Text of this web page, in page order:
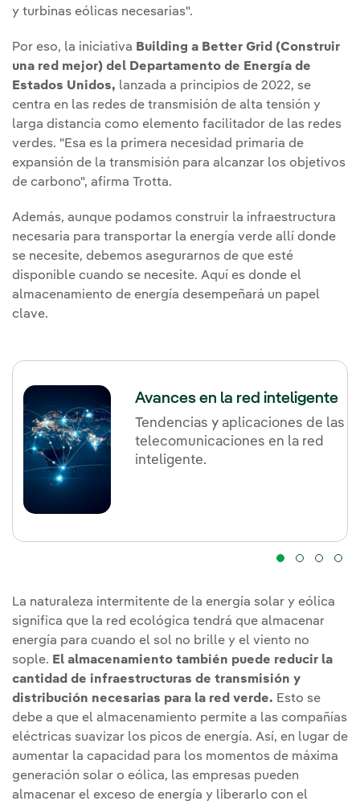
y turbinas eólicas necesarias".
Por eso, la iniciativa Building a Better Grid (Construir
una red mejor) del Departamento de Energía de
Estados Unidos, lanzada a principios de 2022, se
centra en las redes de transmisión de alta tensión y
larga distancia como elemento facilitador de las redes
verdes. "Esa es la primera necesidad primaria de
expansión de la transmisión para alcanzar los objetivos
de carbono", afirma Trotta.
Además, aunque podamos construir la infraestructura
necesaria para transportar la energía verde allí donde
se necesite, debemos asegurarnos de que esté
disponible cuando se necesite. Aquí es donde el
almacenamiento de energía desempeñará un papel
clave.
Avances en la red inteligente
Tendencias y aplicaciones de las
telecomunicaciones en la red
inteligente.
La naturaleza intermitente de la energía solar y eólica
significa que la red ecológica tendrá que almacenar
energía para cuando el sol no brille y el viento no
sople. El almacenamiento también puede reducir la
cantidad de infraestructuras de transmisión y
distribución necesarias para la red verde. Esto se
debe a que el almacenamiento permite a las compañías
eléctricas suavizar los picos de energía. Así, en lugar de
aumentar la capacidad para los momentos de máxima
generación solar o eólica, las empresas pueden
almacenar el exceso de energía y liberarlo con el